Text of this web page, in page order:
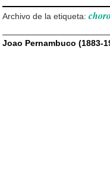
Archivo de la etiqueta:
Joao Pernambuco (1883-